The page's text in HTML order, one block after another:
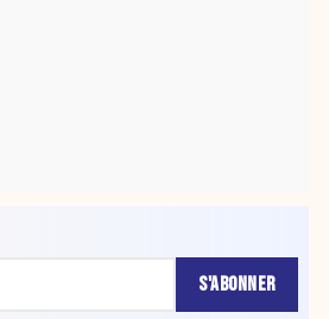
S'ABONNER